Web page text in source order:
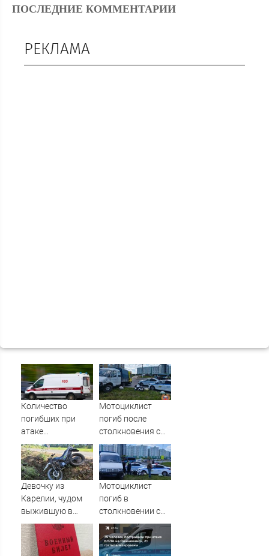
ПОСЛЕДНИЕ КОММЕНТАРИИ
РЕКЛАМА
Количество
погибших при
атаке
беспилотников на
Нижнекамск
выросло до 13
Мотоциклист
погиб после
столкновения с
«Газелью» в Твери
– Новости Твери и
городов Тверской
области сегодня -
Afanasy.biz –
Тверь ново
Девочку из
Карелии, чудом
выжившую в
страшной аварии,
вертолетом
отправили в
Мотоциклист
погиб в
столкновении с
ГАЗЕлью в Твери